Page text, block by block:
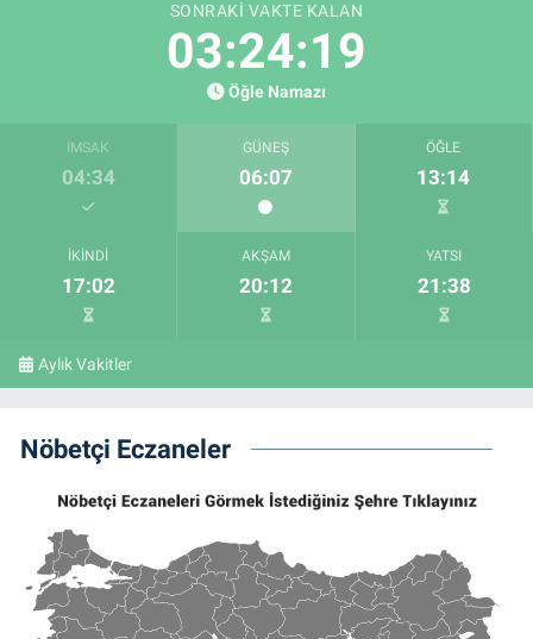
SONRAKI VAKTE KALAN
03:24:17
Öğle Namazı
İMSAK
04:34
GÜNEŞ
06:07
ÖĞLE
13:14
İKINDI
17:02
AKŞAM
20:12
YATSI
21:38
Aylık Vakitler
Nöbetçi Eczaneler